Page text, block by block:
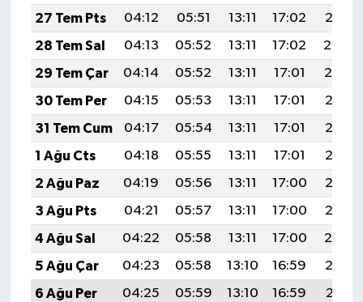
27 Tem Pts
04:12 05:51 13:11 17:02
20:21
28 Tem Sal
04:13 05:52 13:11 17:02
20:20
29 Tem Çar
04:14 05:52 13:11 17:01
20:19
30 Tem Per
04:15 05:53 13:11 17:01
20:18
31 Tem Cum
04:17 05:54 13:11 17:01
20:18
1 Ağu Cts
04:18 05:55 13:11 17:01
20:17
2 Ağu Paz
04:19 05:56 13:11 17:00
20:16
3 Ağu Pts
04:21 05:57 13:11 17:00
20:15
4 Ağu Sal
04:22 05:58 13:11 17:00
20:14
5 Ağu Çar
04:23 05:58 13:10 16:59
20:13
6 Ağu Per
04:25 05:59 13:10 16:59
20:11